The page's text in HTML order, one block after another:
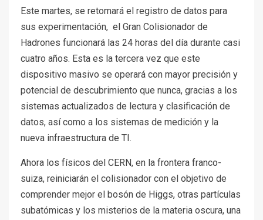
Este martes, se retomará el registro de datos para
sus experimentación, el Gran Colisionador de
Hadrones funcionará las 24 horas del día durante casi
cuatro años. Esta es la tercera vez que este
dispositivo masivo se operará con mayor precisión y
potencial de descubrimiento que nunca, gracias a los
sistemas actualizados de lectura y clasificación de
datos, así como a los sistemas de medición y la
nueva infraestructura de TI.
Ahora los físicos del CERN, en la frontera franco-
suiza, reiniciarán el colisionador con el objetivo de
comprender mejor el bosón de Higgs, otras partículas
subatómicas y los misterios de la materia oscura, una